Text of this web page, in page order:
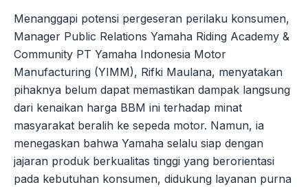
Menanggapi potensi pergeseran perilaku konsumen,
Manager Public Relations Yamaha Riding Academy &
Community PT Yamaha Indonesia Motor
Manufacturing (YIMM), Rifki Maulana, menyatakan
pihaknya belum dapat memastikan dampak langsung
dari kenaikan harga BBM ini terhadap minat
masyarakat beralih ke sepeda motor. Namun, ia
menegaskan bahwa Yamaha selalu siap dengan
jajaran produk berkualitas tinggi yang berorientasi
pada kebutuhan konsumen, didukung layanan purna